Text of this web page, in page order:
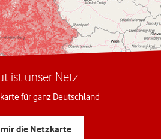
ist unser Netz
für ganz Deutschland
die Netzkarte